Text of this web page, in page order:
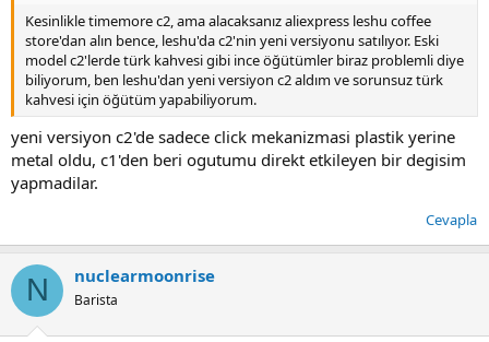
Kesinlikle timemore c2, ama alacaksanız aliexpress leshu coffee
store'dan alın bence, leshu'da c2'nin yeni versiyonu satılıyor. Eski
model c2'lerde türk kahvesi gibi ince öğütümler biraz problemli diye
biliyorum, ben leshu'dan yeni versiyon c2 aldım ve sorunsuz türk
kahvesi için öğütüm yapabiliyorum.
yeni versiyon c2'de sadece click mekanizmasi plastik yerine
metal oldu, c1'den beri ogutumu direkt etkileyen bir degisim
yapmadilar.
Cevapla
N nuclearmoonrise
Barista